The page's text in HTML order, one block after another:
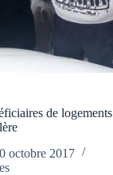
de logements
octobre 2017